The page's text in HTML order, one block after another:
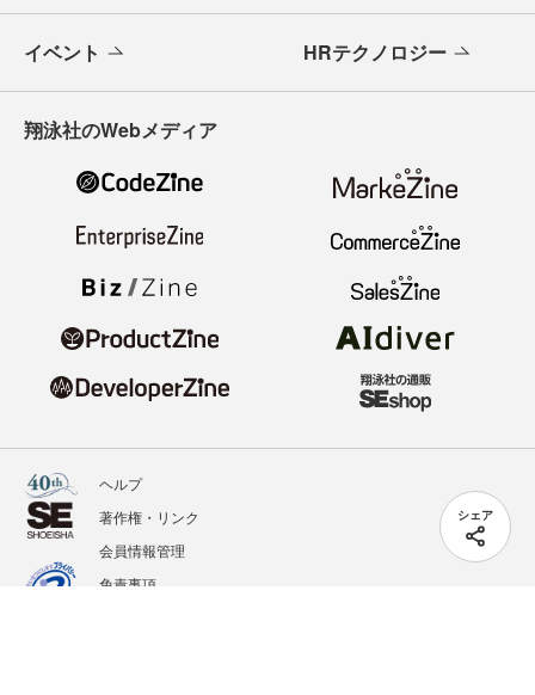
シェア
イベント HRテクノロジー
翔泳社のWebメディア
ヘルプ
著作権・リンク
会員情報管理
免責事項